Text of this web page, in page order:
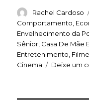
Autor
Rachel Cardoso
Comportamento,
Envelhecimento da
Sênior, Casa De Mãe
Entretenimento, Filme
Cinema
Deixe um